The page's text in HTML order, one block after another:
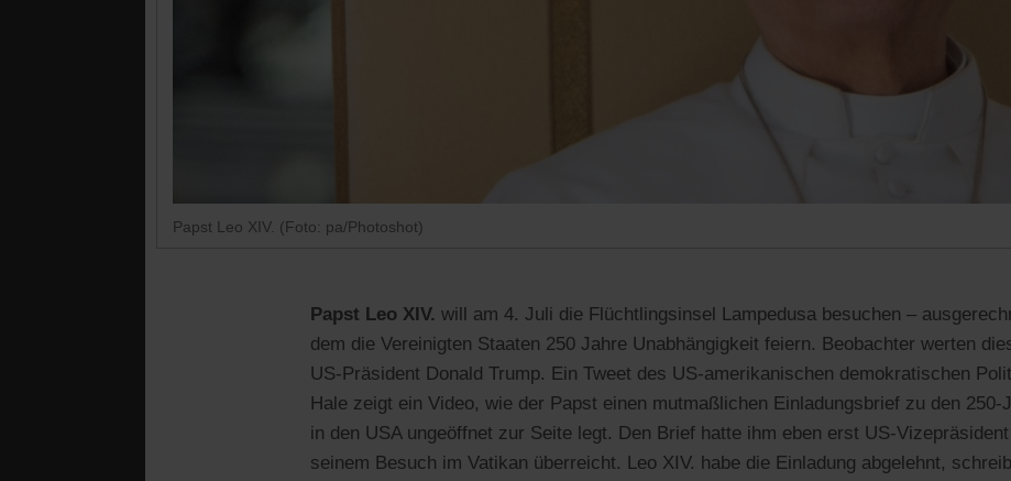
Papst Leo XIV. (Foto: pa/Photoshot)
Papst Leo XIV. will am 4. Juli die Flüchtlingsinsel Lampedusa besuchen –
dem die Vereinigten Staaten 250 Jahre Unabhängigkeit feiern. Beobachter werten
US-Präsident Donald Trump. Ein Tweet des US-amerikanischen demokratischen
Hale zeigt ein Video, wie der Papst einen mutmaßlichen Einladungsbrief zu den 250-
in den USA ungeöffnet zur Seite legt. Den Brief hatte ihm eben erst US-
seinem Besuch im Vatikan überreicht. Leo XIV. habe die Einladung abgelehnt,